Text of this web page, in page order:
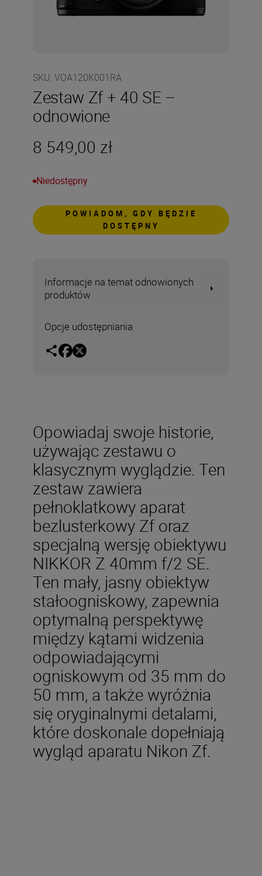
SKU: VOA120K001RA
Zestaw Zf + 40 SE –
odnowione
8 549,00 zł
Niedostępny
POWIADOM, GDY BĘDZIE
DOSTĘPNY
Informacje na temat odnowionych
produktów
Opcje udostępniania
Opowiadaj swoje historie,
używając zestawu o
klasycznym wyglądzie. Ten
zestaw zawiera
pełnoklatkowy aparat
bezlusterkowy Zf oraz
specjalną wersję obiektywu
NIKKOR Z 40mm f/2 SE.
Ten mały, jasny obiektyw
stałoogniskowy, zapewnia
optymalną perspektywę
między kątami widzenia
odpowiadającymi
ogniskowym od 35 mm do
50 mm, a także wyróżnia
się oryginalnymi detalami,
które doskonale dopełniają
wygląd aparatu Nikon Zf.